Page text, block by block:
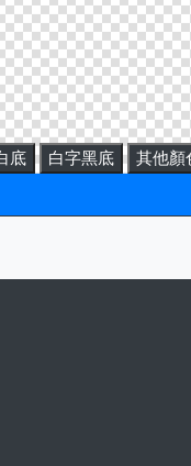
底 白字黑底 其他